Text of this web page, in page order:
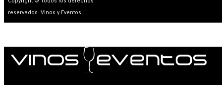
reservados. Vinos y Eventos